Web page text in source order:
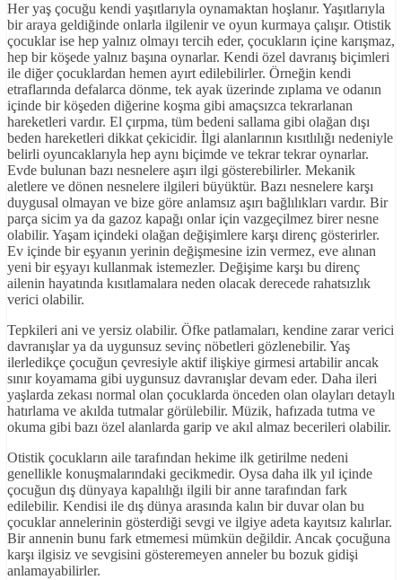
Her yaş çocuğu kendi yaşıtlarıyla oynamaktan hoşlanır. Yaşıtlarıyla
bir araya geldiğinde onlarla ilgilenir ve oyun kurmaya çalışır. Otistik
çocuklar ise hep yalnız olmayı tercih eder, çocukların içine karışmaz,
hep bir köşede yalnız başına oynarlar. Kendi özel davranış biçimleri
ile diğer çocuklardan hemen ayırt edilebilirler. Örneğin kendi
etraflarında defalarca dönme, tek ayak üzerinde zıplama ve odanın
içinde bir köşeden diğerine koşma gibi amaçsızca tekrarlanan
hareketleri vardır. El çırpma, tüm bedeni sallama gibi olağan dışı
beden hareketleri dikkat çekicidir. İlgi alanlarının kısıtlılığı nedeniyle
belirli oyuncaklarıyla hep aynı biçimde ve tekrar tekrar oynarlar.
Evde bulunan bazı nesnelere aşırı ilgi gösterebilirler. Mekanik
aletlere ve dönen nesnelere ilgileri büyüktür. Bazı nesnelere karşı
duygusal olmayan ve bize göre anlamsız aşırı bağlılıkları vardır. Bir
parça sicim ya da gazoz kapağı onlar için vazgeçilmez birer nesne
olabilir. Yaşam içindeki olağan değişimlere karşı direnç gösterirler.
Ev içinde bir eşyanın yerinin değişmesine izin vermez, eve alınan
yeni bir eşyayı kullanmak istemezler. Değişime karşı bu direnç
ailenin hayatında kısıtlamalara neden olacak derecede rahatsızlık
verici olabilir.
Tepkileri ani ve yersiz olabilir. Öfke patlamaları, kendine zarar verici
davranışlar ya da uygunsuz sevinç nöbetleri gözlenebilir. Yaş
ilerledikçe çocuğun çevresiyle aktif ilişkiye girmesi artabilir ancak
sınır koyamama gibi uygunsuz davranışlar devam eder. Daha ileri
yaşlarda zekası normal olan çocuklarda önceden olan olayları detaylı
hatırlama ve akılda tutmalar görülebilir. Müzik, hafızada tutma ve
okuma gibi bazı özel alanlarda garip ve akıl almaz becerileri olabilir.
Otistik çocukların aile tarafından hekime ilk getirilme nedeni
genellikle konuşmalarındaki gecikmedir. Oysa daha ilk yıl içinde
çocuğun dış dünyaya kapalılığı ilgili bir anne tarafından fark
edilebilir. Kendisi ile dış dünya arasında kalın bir duvar olan bu
çocuklar annelerinin gösterdiği sevgi ve ilgiye adeta kayıtsız kalırlar.
Bir annenin bunu fark etmemesi mümkün değildir. Ancak çocuğuna
karşı ilgisiz ve sevgisini gösteremeyen anneler bu bozuk gidişi
anlamayabilirler.